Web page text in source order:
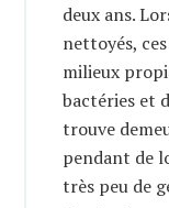
deux ans.
nettoyés,
milieux
bactéries et
trouve
pendant de
très peu de